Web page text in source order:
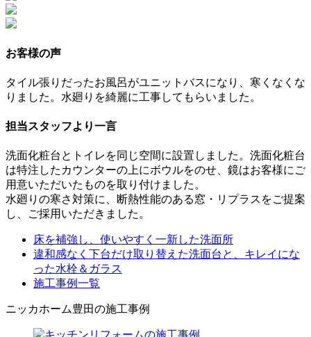
お客様の声
タイル張りだったお風呂がユニットバスになり、寒くなくな
りました。水廻りを綺麗に工事してもらいました。
担当スタッフより一言
洗面化粧台とトイレを同じ空間に設置しました。洗面化粧台
は特注したカウンターの上にボウルをのせ、鏡はお客様にご
用意いただいたものを取り付けました。
水廻りの寒さ対策に、断熱性能のある窓・リプラスをご提案
し、ご採用いただきました。
床を補強し、使いやすく一新した洗面所
違和感なく下台だけ取り替えた洗面台と、キレイにな
った水栓＆ガラス
施工事例一覧
ニッカホーム豊田の施工事例